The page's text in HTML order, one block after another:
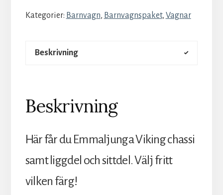
Kategorier: Barnvagn, Barnvagnspaket, Vagnar
Beskrivning
Beskrivning
Här får du Emmaljunga Viking chassi
samt liggdel och sittdel. Välj fritt
vilken färg!